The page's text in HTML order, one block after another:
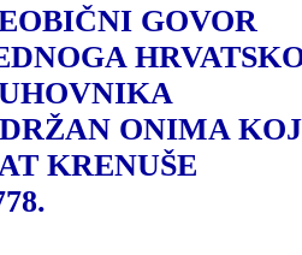
GOVOR
ONIMA
KRENUŠE